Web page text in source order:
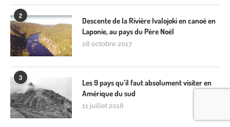
2
Descente de la Rivière Ivalojoki en canoë en
Laponie, au pays du Père Noël
28 octobre 2017
3
Les 9 pays qu’il faut absolument visiter en
Amérique du sud
11 juillet 2018